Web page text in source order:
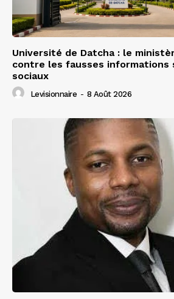
Université de Datcha : le
contre les fausses informations
sociaux
Levisionnaire - 8 Août 2026